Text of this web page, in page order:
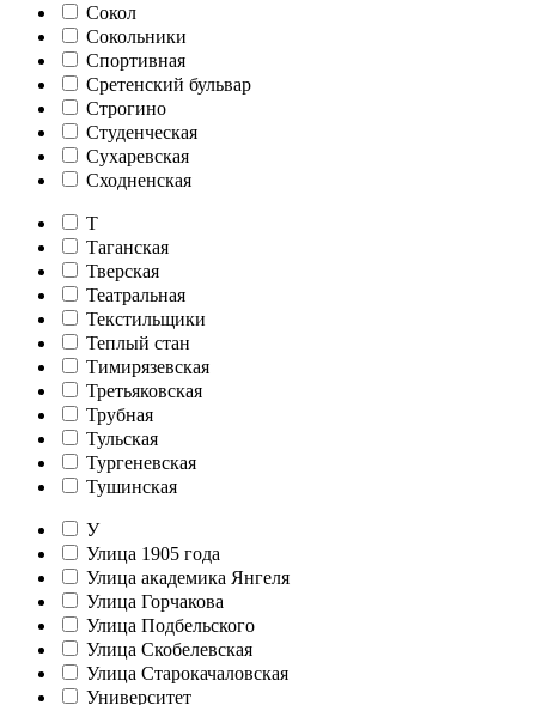
Сокол
Сокольники
Спортивная
Сретенский бульвар
Строгино
Студенческая
Сухаревская
Сходненская
Т
Таганская
Тверская
Театральная
Текстильщики
Теплый стан
Тимирязевская
Третьяковская
Трубная
Тульская
Тургеневская
Тушинская
У
Улица 1905 года
Улица академика Янгеля
Улица Горчакова
Улица Подбельского
Улица Скобелевская
Улица Старокачаловская
Университет